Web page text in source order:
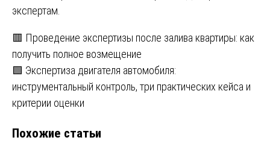
экспертам.
Навигация
по
записям
🟥 Проведение экспертизы после залива квартиры: как
получить полное возмещение
🟩 Экспертиза двигателя автомобиля:
инструментальный контроль, три практических кейса и
критерии оценки
Похожие статьи